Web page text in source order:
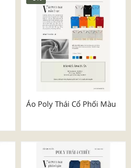
Áo Poly Thái Cổ Phối Màu